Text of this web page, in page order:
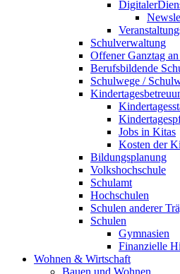
Schulverwaltung
Offener Ganztag
Berufsbildende
Schulwege /
Jobs in Kitas
Kosten der
Bildungsplanung
Volkshochschule
Schulamt
Hochschulen
Schulen anderer
Schulen
Gymnasien
Finanzielle
Wohnen & Wirtschaft
Bauen und Wohnen